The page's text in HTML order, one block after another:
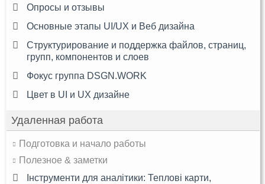
Опросы и отзывы
Основные этапы UI/UX и Веб дизайна
Структурирование и поддержка файлов, страниц,
групп, компонентов и слоев
Фокус группа DSGN.WORK
Цвет в UI и UX дизайне
Удаленная работа
Подготовка и начало работы
Полезное & заметки
Інструменти для аналітики: Теплові карти,